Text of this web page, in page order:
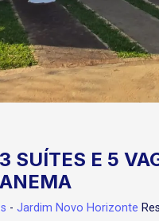
SUÍTES E 5
- Jardim Novo Horizonte